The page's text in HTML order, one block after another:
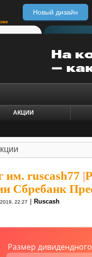
Новый дизайн
АКЦИИ
им. ruscash77 |
Сбребанк
22:27 Ruscash
Размер